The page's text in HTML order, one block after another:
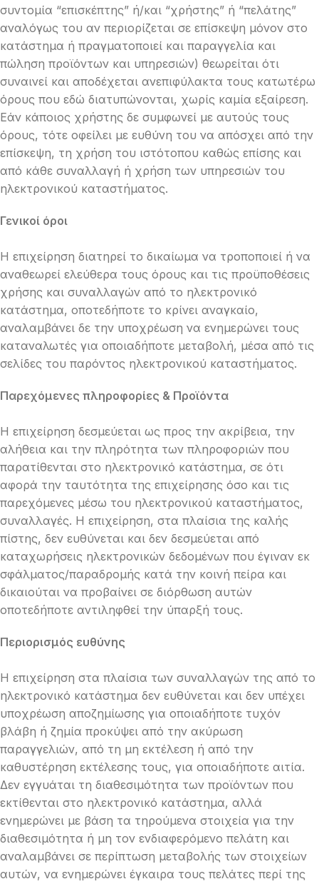
συντομία “επισκέπτης” ή/και “χρήστης” ή “πελάτης”
αναλόγως του αν περιορίζεται σε επίσκεψη μόνον στο
κατάστημα ή πραγματοποιεί και παραγγελία και
πώληση προϊόντων και υπηρεσιών) θεωρείται ότι
συναινεί και αποδέχεται ανεπιφύλακτα τους κατωτέρω
όρους που εδώ διατυπώνονται, χωρίς καμία εξαίρεση.
Εάν κάποιος χρήστης δε συμφωνεί με αυτούς τους
όρους, τότε οφείλει με ευθύνη του να απόσχει από την
επίσκεψη, τη χρήση του ιστότοπου καθώς επίσης και
από κάθε συναλλαγή ή χρήση των υπηρεσιών του
ηλεκτρονικού καταστήματος.
Γενικοί όροι
Η επιχείρηση διατηρεί το δικαίωμα να τροποποιεί ή να
αναθεωρεί ελεύθερα τους όρους και τις προϋποθέσεις
χρήσης και συναλλαγών από το ηλεκτρονικό
κατάστημα, οποτεδήποτε το κρίνει αναγκαίο,
αναλαμβάνει δε την υποχρέωση να ενημερώνει τους
καταναλωτές για οποιαδήποτε μεταβολή, μέσα από τις
σελίδες του παρόντος ηλεκτρονικού καταστήματος.
Παρεχόμενες πληροφορίες & Προϊόντα
H επιχείρηση δεσμεύεται ως προς την ακρίβεια, την
αλήθεια και την πληρότητα των πληροφοριών που
παρατίθενται στο ηλεκτρονικό κατάστημα, σε ότι
αφορά την ταυτότητα της επιχείρησης όσο και τις
παρεχόμενες μέσω του ηλεκτρονικού καταστήματος,
συναλλαγές. Η επιχείρηση, στα πλαίσια της καλής
πίστης, δεν ευθύνεται και δεν δεσμεύεται από
καταχωρήσεις ηλεκτρονικών δεδομένων που έγιναν εκ
σφάλματος/παραδρομής κατά την κοινή πείρα και
δικαιούται να προβαίνει σε διόρθωση αυτών
οποτεδήποτε αντιληφθεί την ύπαρξή τους.
Περιορισμός ευθύνης
Η επιχείρηση στα πλαίσια των συναλλαγών της από το
ηλεκτρονικό κατάστημα δεν ευθύνεται και δεν υπέχει
υποχρέωση αποζημίωσης για οποιαδήποτε τυχόν
βλάβη ή ζημία προκύψει από την ακύρωση
παραγγελιών, από τη μη εκτέλεση ή από την
καθυστέρηση εκτέλεσης τους, για οποιαδήποτε αιτία.
Δεν εγγυάται τη διαθεσιμότητα των προϊόντων που
εκτίθενται στο ηλεκτρονικό κατάστημα, αλλά
ενημερώνει με βάση τα τηρούμενα στοιχεία για την
διαθεσιμότητα ή μη τον ενδιαφερόμενο πελάτη και
αναλαμβάνει σε περίπτωση μεταβολής των στοιχείων
αυτών, να ενημερώνει έγκαιρα τους πελάτες περί της